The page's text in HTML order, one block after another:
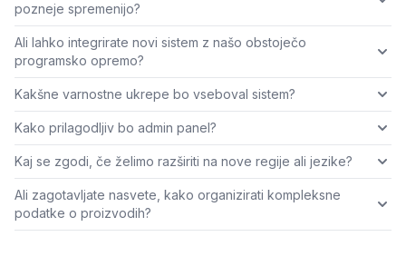
pozneje spremenijo?
Ali lahko integrirate novi sistem z našo obstoječo
programsko opremo?
Kakšne varnostne ukrepe bo vseboval sistem?
Kako prilagodljiv bo admin panel?
Kaj se zgodi, če želimo razširiti na nove regije ali jezike?
Ali zagotavljate nasvete, kako organizirati kompleksne
podatke o proizvodih?